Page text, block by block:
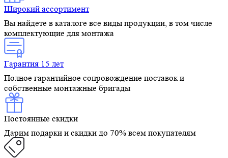
Широкий ассортимент
Вы найдете в каталоге все виды продукции, в том числе
комплектующие для монтажа
Гарантия 15 лет
Полное гарантийное сопровождение поставок и
собственные монтажные бригады
Постоянные скидки
Дарим подарки и скидки до 70% всем покупателям